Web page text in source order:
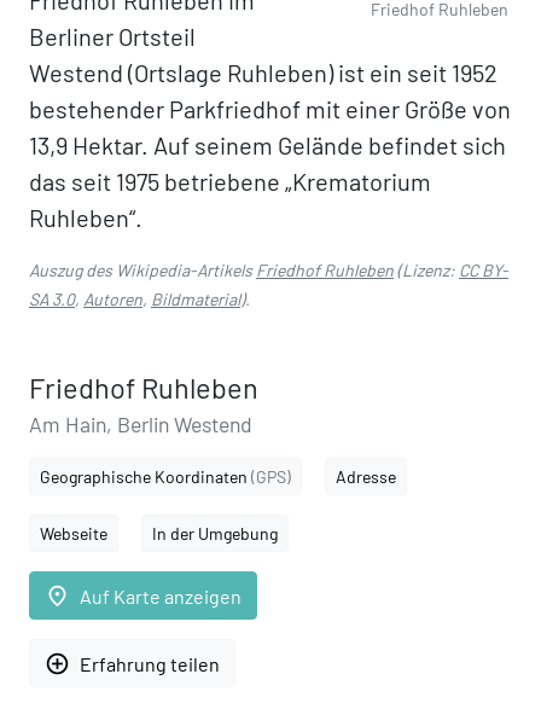
Friedhof Ruhleben
Berliner Ortsteil
Westend (Ortslage Ruhleben) ist ein seit 1952
bestehender Parkfriedhof mit einer Größe von
13,9 Hektar. Auf seinem Gelände befindet sich
das seit 1975 betriebene „Krematorium
Ruhleben“.
Auszug des Wikipedia-ArtikelsFriedhof Ruhleben(Lizenz: CC BY-
SA 3.0, Autoren, Bildmaterial).
Friedhof Ruhleben
Am Hain, Berlin Westend
Geographische Koordinaten (GPS) Adresse
Webseite In der Umgebung
place Auf Karte anzeigen
add_circle_outline Erfahrung teilen